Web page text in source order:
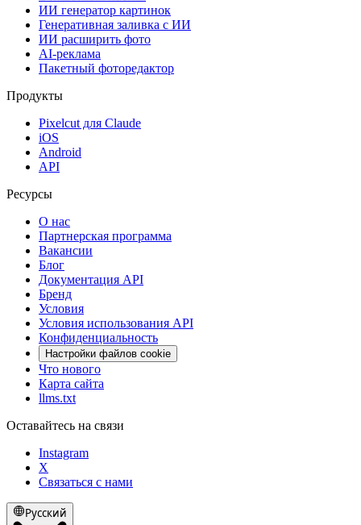
ИИ генератор картинок
Генеративная заливка с ИИ
ИИ расширить фото
AI-реклама
Пакетный фоторедактор
Продукты
Pixelcut для Claude
iOS
Android
API
Ресурсы
О нас
Партнерская программа
Вакансии
Блог
Документация API
Бренд
Условия
Условия использования API
Конфиденциальность
Настройки файлов cookie
Что нового
Карта сайта
llms.txt
Оставайтесь на связи
Instagram
X
Связаться с нами
Русский